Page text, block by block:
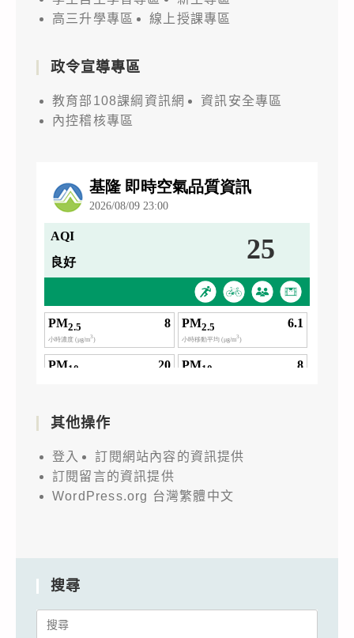
高三升學專區
線上授課專區
政令宣導專區
教育部108課綱資訊網
資訊安全專區
內控稽核專區
其他操作
登入
訂閱網站內容的資訊提供
訂閱留言的資訊提供
WordPress.org 台灣繁體中文
搜尋
Search